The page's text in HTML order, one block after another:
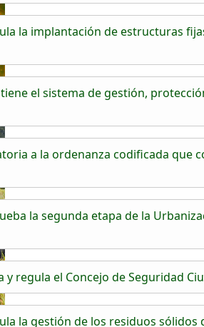
la implantación de estructuras
el sistema de gestión,
a la ordenanza codificada que
la segunda etapa de la
y regula el Concejo de Seguridad
la gestión de los residuos